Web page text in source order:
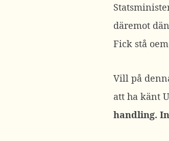
däremot
Fick stå
Vill på
att ha känt
handling.